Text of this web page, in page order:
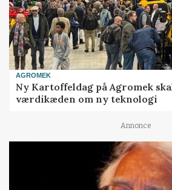
AGROMEK
Ny Kartoffeldag på Agromek
værdikæden om ny teknologi
Annonce